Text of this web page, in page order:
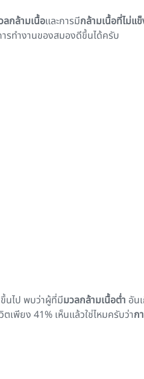
กล้ามเนื้อและการมีกล้ามเนื้อที่ไม่แ
ารทำงานของสมองดีขึ้นได้ครับ
นไป พบว่าผู้ที่มีมวลกล้ามเนื้อต่ำ อัน
พียง 41% เห็นแล้วใช่ไหมครับว่าก